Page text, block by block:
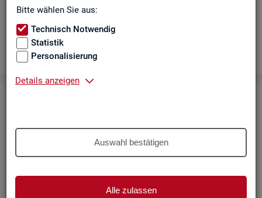
Bitte wählen Sie aus:
Technisch Notwendig
Statistik
Personalisierung
Details anzeigen
Auswahl bestätigen
Alle zulassen
wei­se Be­ru­fe. Neue Daten gibt es mo­nat­lich für März bis Sep­
DieAus­bil­dungs­markt­sta­tis­tik be­rich­tet über
Be­wer­be­rin­nen und Be­wer­ber für Be­rufs­aus­bil­
der Agen­tu­ren für Ar­beit undJob­cen­terzum Aus­bil­dungs­
markt in An­spruch neh­men, sowie